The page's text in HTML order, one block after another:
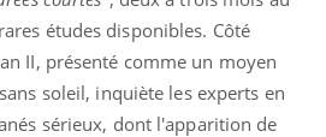
études disponibles. Côté
II, présenté comme un moyen
soleil, inquiète les experts en
sérieux, dont l'apparition de